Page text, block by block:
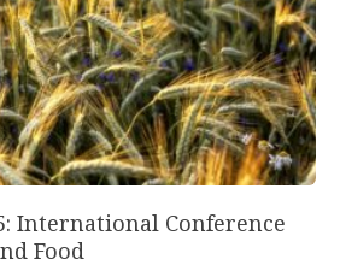
International Conference
Food